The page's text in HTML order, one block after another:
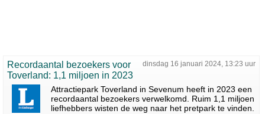
dinsdag 16 januari 2024, 13:23 uur
Recordaantal bezoekers voor
Toverland: 1,1 miljoen in 2023
Attractiepark Toverland in Sevenum heeft in 2023 een
recordaantal bezoekers verwelkomd. Ruim 1,1 miljoen
liefhebbers wisten de weg naar het pretpark te vinden.